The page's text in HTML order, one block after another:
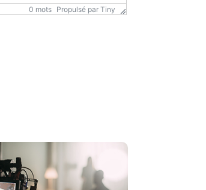
0 mots Propulsé par Tiny